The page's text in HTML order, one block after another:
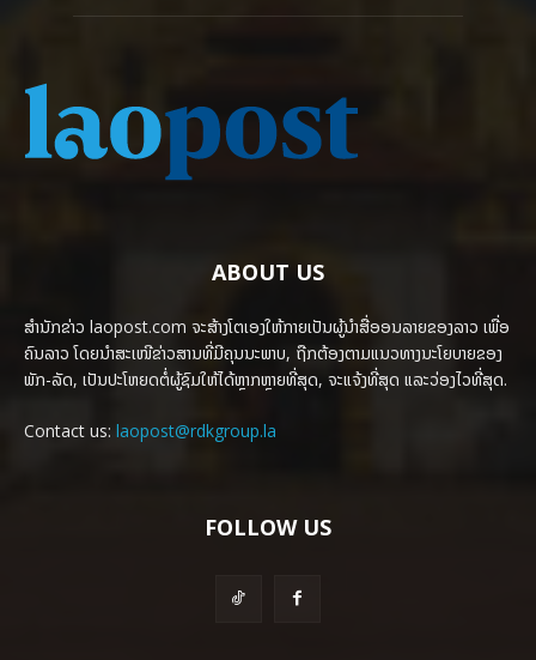
ABOUT US
ສຳນັກຂ່າວ laopost.com ຈະສ້າງໂຕເອງໃຫ້ກາຍເປັນຜູ້ນຳສື່ອອນລາຍຂອງລາວ ເພື່ອ
ຄົນລາວ ໂດຍນຳສະເໜີຂ່າວສານທີ່ມີຄຸນນະພາບ, ຖືກຕ້ອງຕາມແນວທາງນະໂຍບາຍຂອງ
ພັກ-ລັດ, ເປັນປະໂຫຍດຕໍ່ຜູ້ຊົມໃຫ້ໄດ້ຫຼາກຫຼາຍທີ່ສຸດ, ຈະແຈ້ງທີ່ສຸດ ແລະວ່ອງໄວທີ່ສຸດ.
Contact us: laopost@rdkgroup.la
FOLLOW US